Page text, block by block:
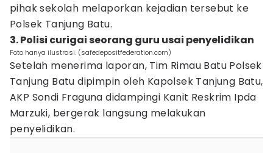
pihak sekolah melaporkan kejadian tersebut ke
Polsek Tanjung Batu.
3. Polisi curigai seorang guru usai penyelidikan
Foto hanya ilustrasi. (safedepositfederation.com)
Setelah menerima laporan, Tim Rimau Batu Polsek
Tanjung Batu dipimpin oleh Kapolsek Tanjung Batu,
AKP Sondi Fraguna didampingi Kanit Reskrim Ipda
Marzuki, bergerak langsung melakukan
penyelidikan.